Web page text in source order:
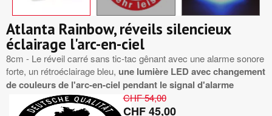
Atlanta Rainbow, réveils silencieux
éclairage l'arc-en-ciel
8cm - Le réveil carré sans tic-tac gênant avec une alarme sonore
forte, un rétroéclairage bleu, une lumière LED avec changement
de couleurs de l'arc-en-ciel pendant le signal d'alarme
CHF 54,00
CHF 45,00